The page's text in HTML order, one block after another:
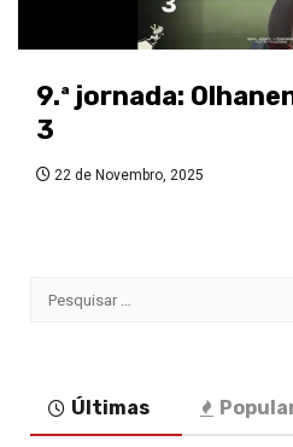
9.ª jornada:
3
22 de Novembro, 2025
Pesquisar
Últimas